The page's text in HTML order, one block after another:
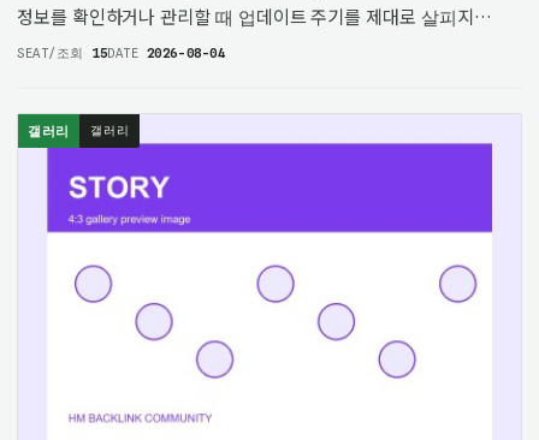
정보를 확인하거나 관리할 때 업데이트 주기를 제대로 살피지
않으면 필요한 순간에 맞지 않는 정보를 사용할 수 있습니다. 특히
SEAT/조회 15DATE 2026-08-04
갤러리 갤러리